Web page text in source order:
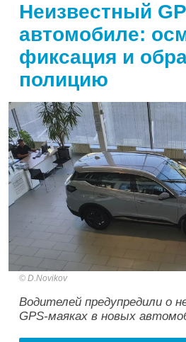
Неизвестный
автомобиле:
фиксация и
полицию
D.Novikov
Водителей предупредили о
GPS-маяках в новых